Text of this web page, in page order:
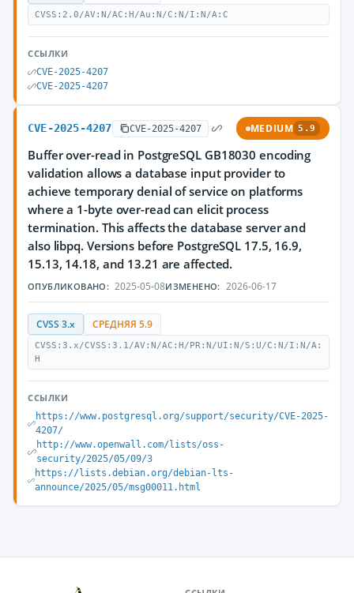
CVSS:2.0/AV:N/AC:H/Au:N/C:N/I:N/A:C
ССЫЛКИ
CVE-2025-4207
CVE-2025-4207
CVE-2025-4207 CVE-2025-4207 MEDIUM 5.9
Buffer over-read in PostgreSQL GB18030 encoding
validation allows a database input provider to
achieve temporary denial of service on platforms
where a 1-byte over-read can elicit process
termination. This affects the database server and
also libpq. Versions before PostgreSQL 17.5, 16.9,
15.13, 14.18, and 13.21 are affected.
ОПУБЛИКОВАНО: 2025-05-08ИЗМЕНЕНО: 2026-06-17
CVSS 3.x СРЕДНЯЯ 5.9
CVSS:3.x/CVSS:3.1/AV:N/AC:H/PR:N/UI:N/S:U/C:N/I:N/A:
H
ССЫЛКИ
https://www.postgresql.org/support/security/CVE-2025-
4207/
http://www.openwall.com/lists/oss-
security/2025/05/09/3
https://lists.debian.org/debian-lts-
announce/2025/05/msg00011.html